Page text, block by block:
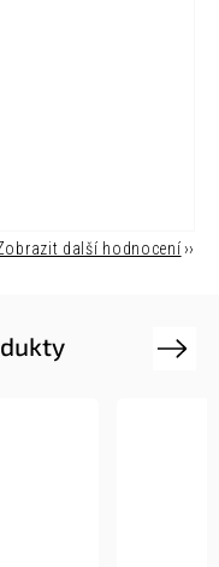
další hodnocení
Next